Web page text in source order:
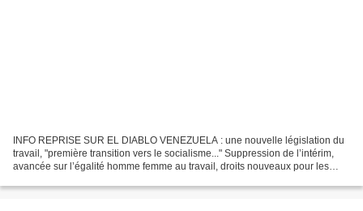
INFO REPRISE SUR EL DIABLO VENEZUELA : une nouvelle législation du
travail, "première transition vers le socialisme..." Suppression de l’intérim,
avancée sur l’égalité homme femme au travail, droits nouveaux pour les